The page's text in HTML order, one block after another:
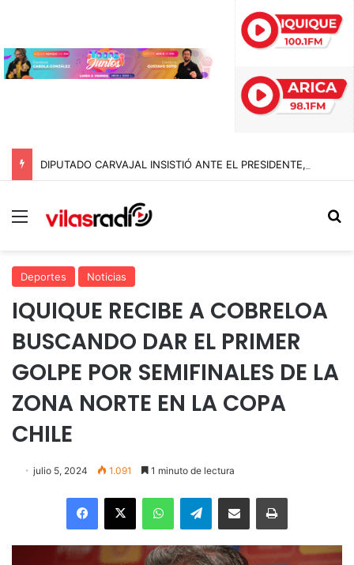
Menú
Deportes Noticias
IQUIQUE RECIBE A COBRELOA
BUSCANDO DAR EL PRIMER
GOLPE POR SEMIFINALES DE LA
ZONA NORTE EN LA COPA
CHILE
julio 5, 2024 1.091 1 minuto de lectura
Facebook
X WhatsAppTelegramEnviar vía email Imprimir